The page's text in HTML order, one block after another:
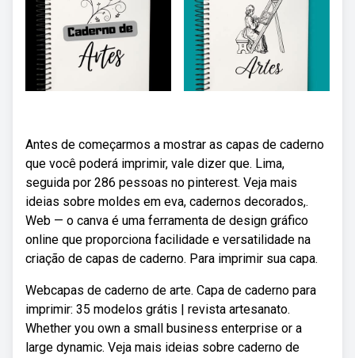
Antes de começarmos a mostrar as capas de caderno
que você poderá imprimir, vale dizer que. Lima,
seguida por 286 pessoas no pinterest. Veja mais
ideias sobre moldes em eva, cadernos decorados,.
Web — o canva é uma ferramenta de design gráfico
online que proporciona facilidade e versatilidade na
criação de capas de caderno. Para imprimir sua capa.
Webcapas de caderno de arte. Capa de caderno para
imprimir: 35 modelos grátis | revista artesanato.
Whether you own a small business enterprise or a
large dynamic. Veja mais ideias sobre caderno de